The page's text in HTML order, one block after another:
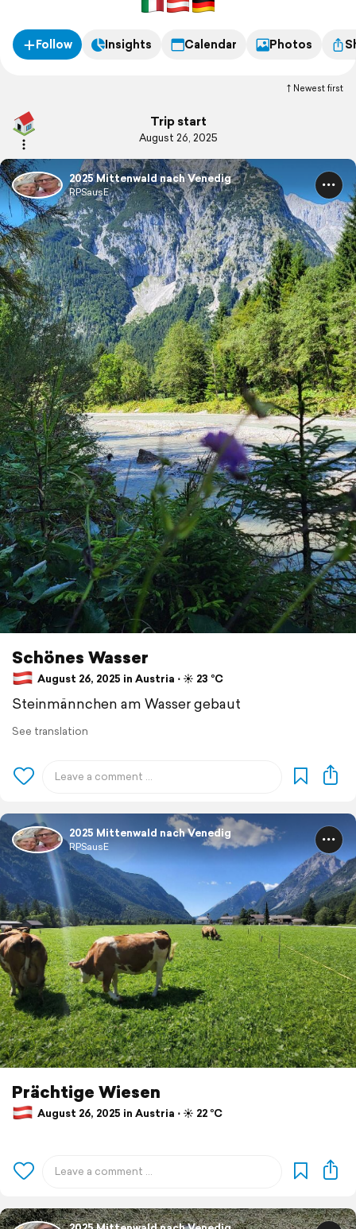
Follow Insights Calendar Photos
Newest first
Trip start
August 26, 2025
2025 Mittenwald nach Venedig
RPSausE
Schönes Wasser
August 26, 2025 in Austria ⋅ ☀️ 23 °C
Steinmännchen am Wasser gebaut
See translation
2025 Mittenwald nach Venedig
RPSausE
Prächtige Wiesen
August 26, 2025 in Austria ⋅ ☀️ 22 °C